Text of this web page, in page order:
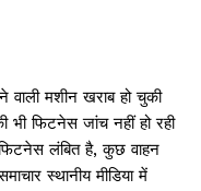
मशीन खराब हो चुकी
फिटनेस जांच नहीं हो रही
लंबित है, कुछ वाहन
स्थानीय मीडिया में